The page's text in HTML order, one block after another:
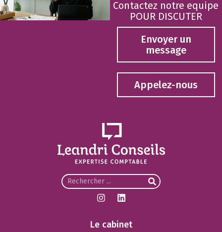
Contactez notre equipe
POUR DISCUTER
Envoyer un
message
Appelez-nous
Le cabinet